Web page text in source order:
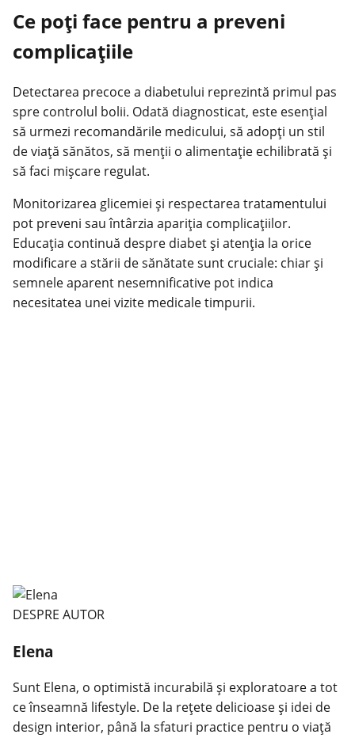
Ce poți face pentru a preveni
complicațiile
Detectarea precoce a diabetului reprezintă primul pas
spre controlul bolii. Odată diagnosticat, este esențial
să urmezi recomandările medicului, să adopți un stil
de viață sănătos, să menții o alimentație echilibrată și
să faci mișcare regulat.
Monitorizarea glicemiei și respectarea tratamentului
pot preveni sau întârzia apariția complicațiilor.
Educația continuă despre diabet și atenția la orice
modificare a stării desănătatesunt cruciale: chiar și
semnele aparent nesemnificative pot indica
necesitatea unei vizite medicale timpurii.
DESPRE AUTOR
Elena
Sunt Elena, o optimistă incurabilă și exploratoare a tot
ce înseamnă lifestyle. De la rețete delicioase și idei de
design interior, până la sfaturi practice pentru o viață